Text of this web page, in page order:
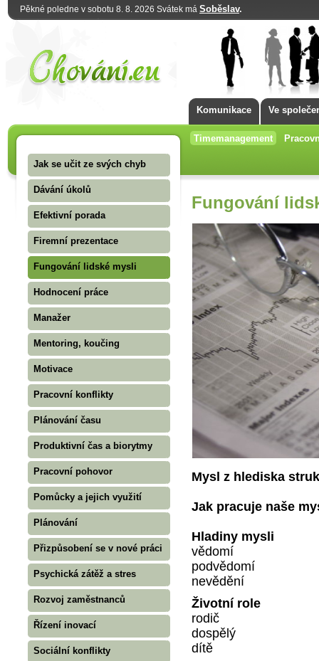
Pěkné poledne v sobotu 8. 8. 2026 Svátek má Soběslav.
Komunikace Ve
Timemanagement
Jak se učit ze svých chyb
Dávání úkolů
Efektivní porada
Firemní prezentace
Fungování lidské mysli
Hodnocení práce
Manažer
Mentoring, koučing
Motivace
Pracovní konflikty
Plánování času
Produktivní čas a biorytmy
Pracovní pohovor
Pomůcky a jejich využití
Plánování
Přizpůsobení se v nové práci
Psychická zátěž a stres
Rozvoj zaměstnanců
Řízení inovací
Sociální konflikty
Fungování
Mysl z hlediska
Jak pracuje naše
Hladiny mysli
vědomí
podvědomí
nevědění
Životní role
rodič
dospělý
dítě